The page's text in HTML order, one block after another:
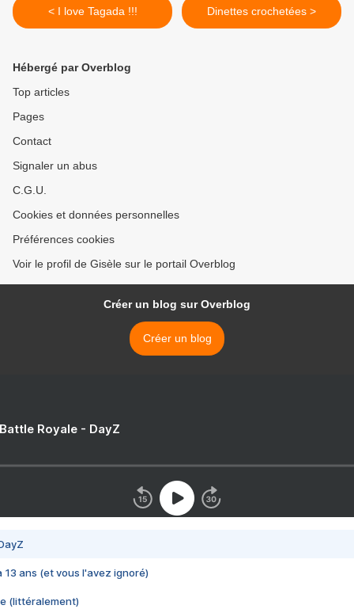
< I love Tagada !!! Dinettes crochetées >
Hébergé par Overblog
Top articles
Pages
Contact
Signaler un abus
C.G.U.
Cookies et données personnelles
Préférences cookies
Voir le profil de Gisèle sur le portail Overblog
Créer un blog sur Overblog
Créer un blog
Royale - DayZ
13 ans (et vous l'avez ignoré)
(littéralement)